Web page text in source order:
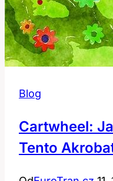
Blog
Cartwheel:
Tento